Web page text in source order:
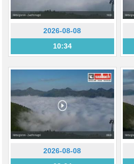
2026-08-08
10:34
2026-08-08